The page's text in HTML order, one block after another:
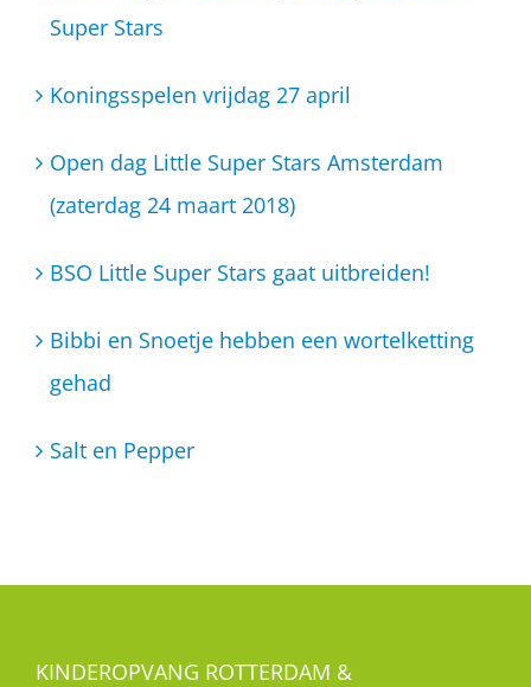
Super Stars
Koningsspelen vrijdag 27 april
Open dag Little Super Stars Amsterdam
(zaterdag 24 maart 2018)
BSO Little Super Stars gaat uitbreiden!
Bibbi en Snoetje hebben een wortelketting
gehad
Salt en Pepper
KINDEROPVANG ROTTERDAM &